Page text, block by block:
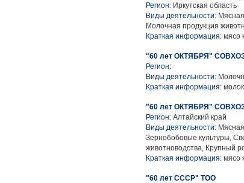
Регион: Иркутская область
Виды деятельности:
Молочная продукция
Краткая информация: мясо
"60 лет ОКТЯБРЯ"
Регион:
Виды деятельности:
Краткая информация:
"60 лет ОКТЯБРЯ"
Регион: Алтайский край
Виды деятельности:
Зернобобовые культуры,
животноводства, Крупный
Краткая информация: мясо
"60 лет СССР" ТОО